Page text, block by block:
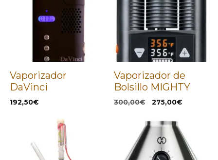
Vaporizador
DaVinci
192,50€
Vaporizador de
Bolsillo MIGHTY
300,00€
El
original
era:
300,00€.
275,00€El
275,00€.